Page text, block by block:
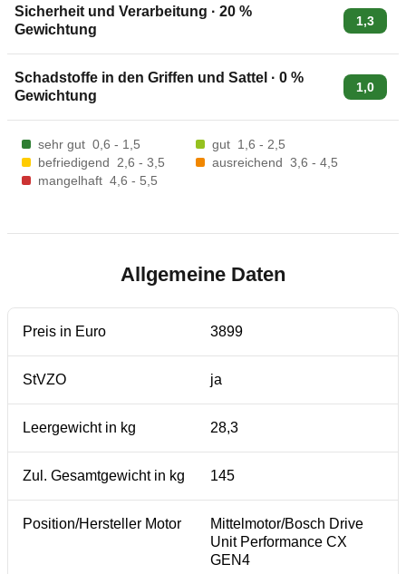
Sicherheit und Verarbeitung · 20 %
Gewichtung
1,3
Schadstoffe in den Griffen und Sattel · 0 %
Gewichtung
1,0
sehr gut 0,6 - 1,5 gut 1,6 - 2,5
befriedigend
2,6 - 3,5 ausreichend 3,6 - 4,5
mangelhaft 4,6 - 5,5
Allgemeine Daten
Preis in Euro 3899
StVZO ja
Leergewicht in kg 28,3
Zul. Gesamtgewicht in kg 145
Position/Hersteller Motor
Mittelmotor/Bosch Drive
Unit Performance CX
GEN4